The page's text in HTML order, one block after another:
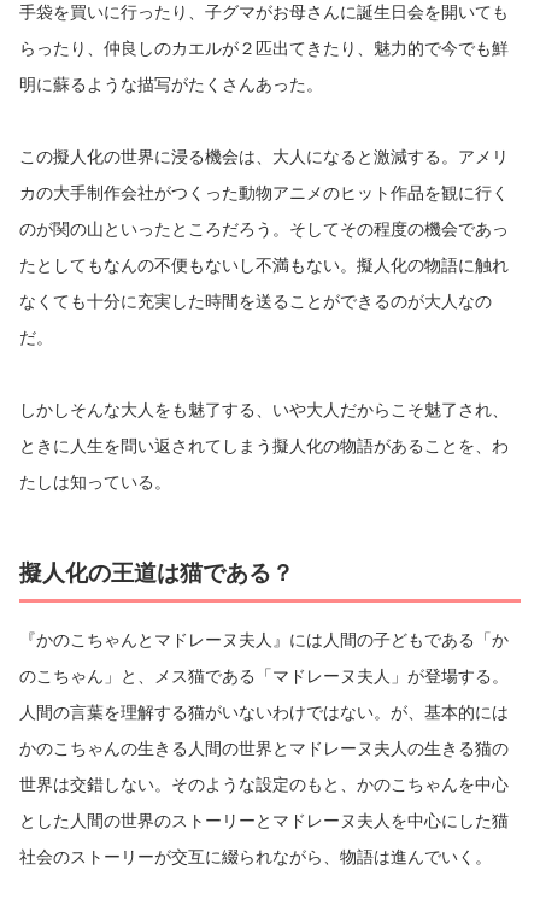
手袋を買いに行ったり、子グマがお母さんに誕生日会を開いても
らったり、仲良しのカエルが２匹出てきたり、魅力的で今でも鮮
明に蘇るような描写がたくさんあった。
この擬人化の世界に浸る機会は、大人になると激減する。アメリ
カの大手制作会社がつくった動物アニメのヒット作品を観に行く
のが関の山といったところだろう。そしてその程度の機会であっ
たとしてもなんの不便もないし不満もない。擬人化の物語に触れ
なくても十分に充実した時間を送ることができるのが大人なの
だ。
しかしそんな大人をも魅了する、いや大人だからこそ魅了され、
ときに人生を問い返されてしまう擬人化の物語があることを、わ
たしは知っている。
擬人化の王道は猫である？
『かのこちゃんとマドレーヌ夫人』には人間の子どもである「か
のこちゃん」と、メス猫である「マドレーヌ夫人」が登場する。
人間の言葉を理解する猫がいないわけではない。が、基本的には
かのこちゃんの生きる人間の世界とマドレーヌ夫人の生きる猫の
世界は交錯しない。そのような設定のもと、かのこちゃんを中心
とした人間の世界のストーリーとマドレーヌ夫人を中心にした猫
社会のストーリーが交互に綴られながら、物語は進んでいく。